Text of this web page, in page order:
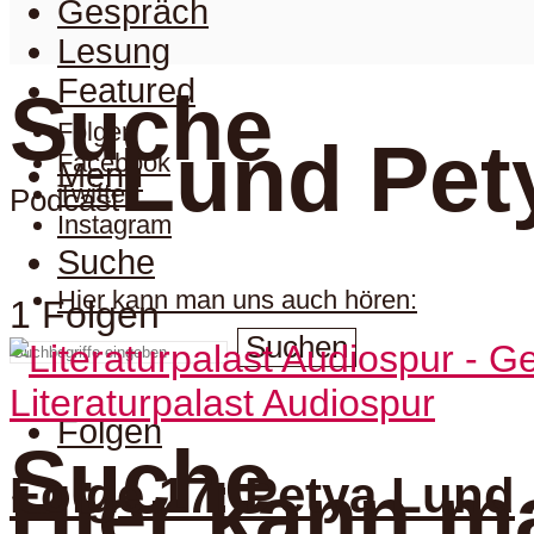
Folgen
Facebook
Twitter
Instagram
Hier kann man uns auch hören:
Suche
Suchen
Folgen
Gespräch
Lesung
Featured
Menu
Suche
Suche
PodcastLund
1 Folgen
Literaturpalast Audiospur
Folge 17: Petya Lund